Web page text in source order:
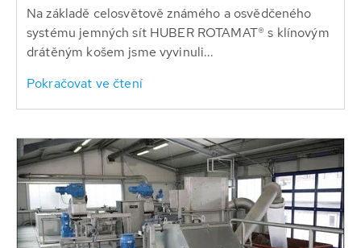
Na základě celosvětově známého a osvědčeného
systému jemných sít HUBER ROTAMAT® s klínovým
drátěným košem jsme vyvinuli...
Pokračovat ve čtení